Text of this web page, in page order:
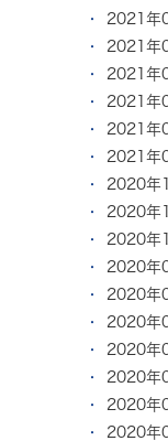
2021年
2021年
2021年
2021年
2021年
2021年
2020年
2020年
2020年
2020年
2020年
2020年
2020年
2020年
2020年
2020年